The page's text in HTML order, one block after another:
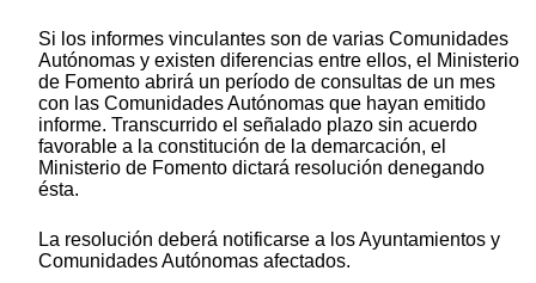
Si los informes vinculantes son de varias Comunidades
Autónomas y existen diferencias entre ellos, el Ministerio
de Fomento abrirá un período de consultas de un mes
con las Comunidades Autónomas que hayan emitido
informe. Transcurrido el señalado plazo sin acuerdo
favorable a la constitución de la demarcación, el
Ministerio de Fomento dictará resolución denegando
ésta.
La resolución deberá notificarse a los Ayuntamientos y
Comunidades Autónomas afectados.